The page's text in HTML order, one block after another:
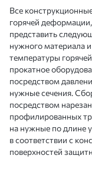
Все
горячей
представить
нужного материала
температуры
прокатное
посредством
нужные сечения.
посредством
профилированных
на нужные по длине
в соответствии с
поверхностей